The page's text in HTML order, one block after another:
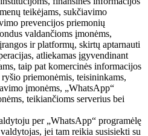
teikėjams, sukčiavimo
prevencijos priemonių
valdančioms įmonėms,
ir platformų, skirtų aptarnauti
atliekamas įgyvendinant
taip pat komercinės informacijos
priemonėmis, teisininkams,
įmonėms, „WhatsApp“
teikiančioms serverius bei
per „WhatsApp“ programėlę
jei tam reikia susisiekti su